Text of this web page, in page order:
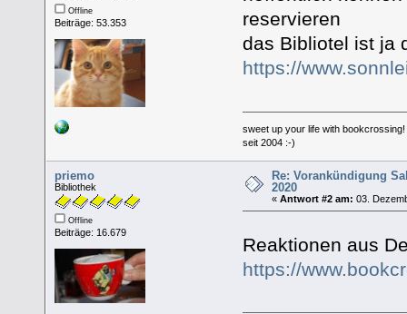
Offline
Beiträge: 53.353
reservieren
das Bibliotel ist ja
https://
sweet up your life with bookcrossing!
seit 2004 :-)
priemo
Bibliothek
Offline
Beiträge: 16.679
Re: Vorankündigung
2020
«Antwort #2 am: 03.
Reaktionen aus
https://